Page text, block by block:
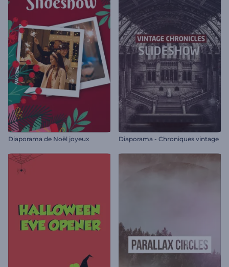
Diaporama de Noël joyeux Diaporama - Chroniques vintage